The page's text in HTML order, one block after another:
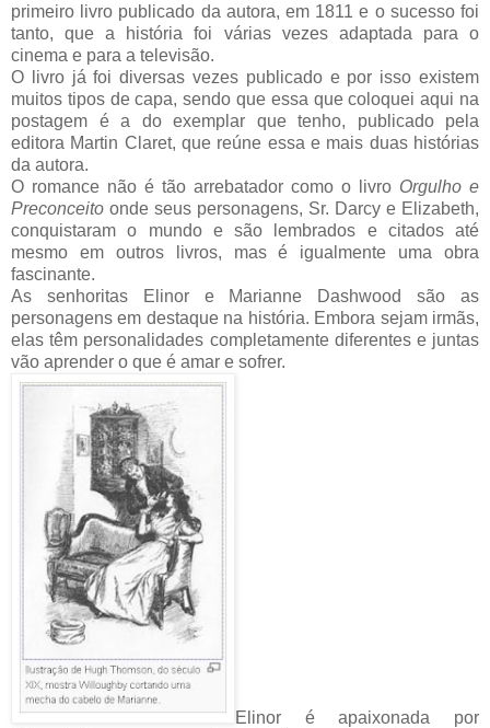
primeiro livro publicado da autora, em 1811 e o sucesso foi
tanto, que a história foi várias vezes adaptada para o
cinema e para a televisão.
O livro já foi diversas vezes publicado e por isso existem
muitos tipos de capa, sendo que essa que coloquei aqui na
postagem é a do exemplar que tenho, publicado pela
editora Martin Claret, que reúne essa e mais duas histórias
da autora.
O romance não é tão arrebatador como o livro Orgulho e
Preconceito onde seus personagens, Sr. Darcy e Elizabeth,
conquistaram o mundo e são lembrados e citados até
mesmo em outros livros, mas é igualmente uma obra
fascinante.
As senhoritas Elinor e Marianne Dashwood são as
personagens em destaque na história. Embora sejam irmãs,
elas têm personalidades completamente diferentes e juntas
vão aprender o que é amar e sofrer.
Elinor é apaixonada por